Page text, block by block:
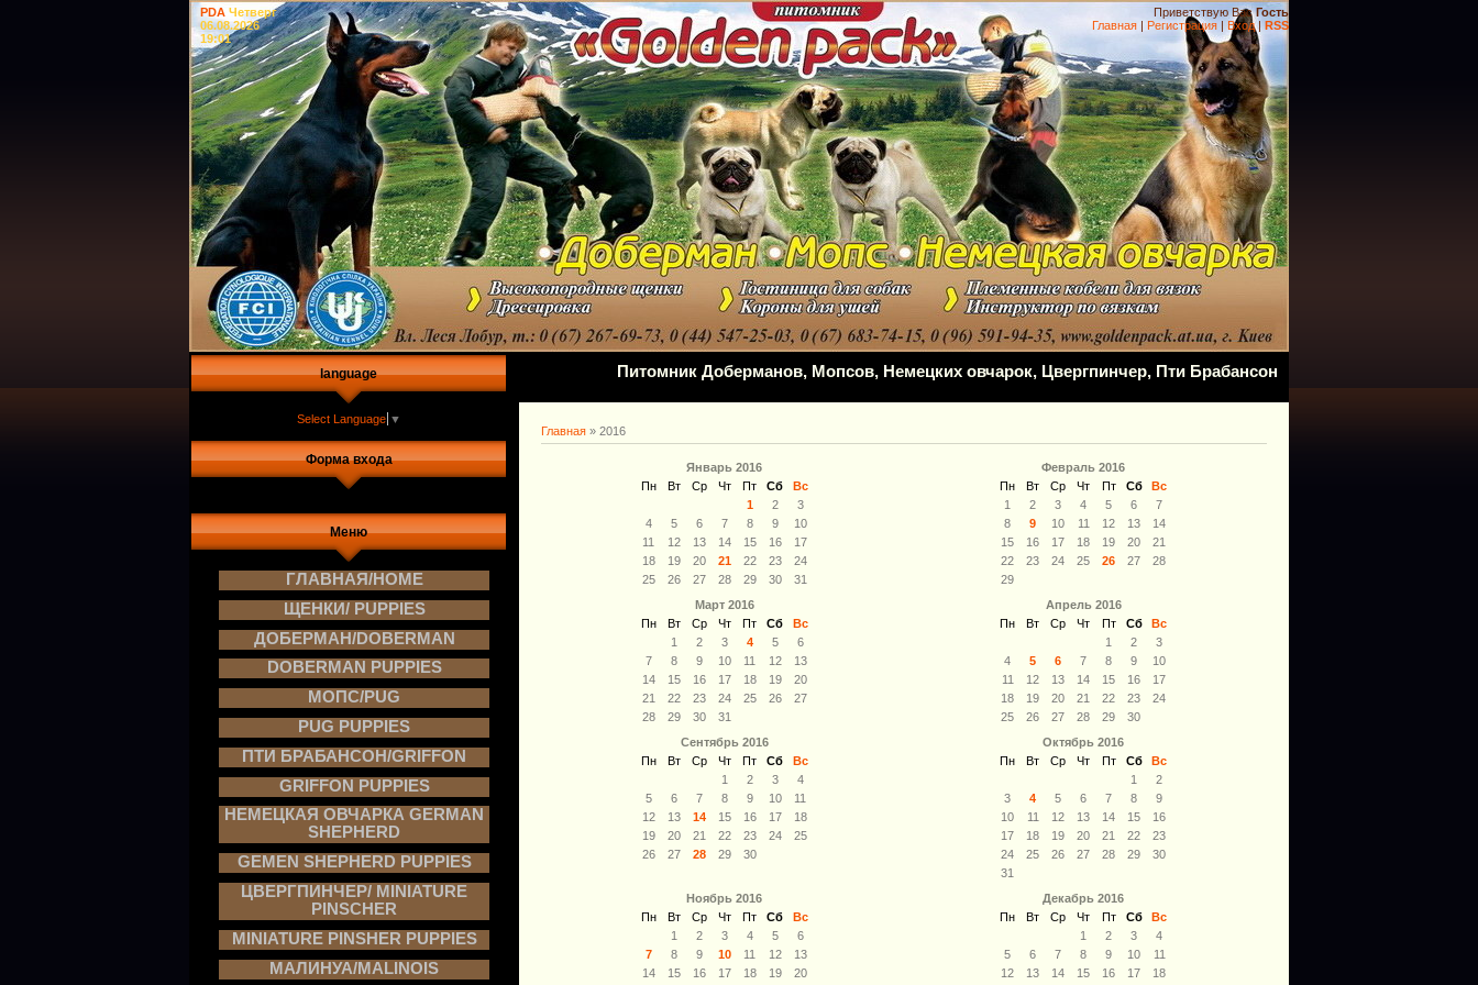
PDA Четверг
06.08.2026
19:01
Приветствую Вас Гость
Главная | Регистрация | Вход| RSS
language
Select Language ▼
Форма входа
Меню
ГЛАВНАЯ/HOME
ЩЕНКИ/ PUPPIES
ДОБЕРМАН/DOBERMAN
DOBERMAN PUPPIES
МОПС/PUG
PUG PUPPIES
ПТИ БРАБАНСОН/GRIFFON
GRIFFON PUPPIES
НЕМЕЦКАЯ ОВЧАРКА GERMAN
SHEPHERD
GEMEN SHEPHERD PUPPIES
ЦВЕРГПИНЧЕР/ MINIATURE
PINSCHER
MINIATURE PINSHER PUPPIES
МАЛИНУА/MALINOIS
Питомник Доберманов, Мопсов, Немецких овчарок, Цвергпинчер, Пти Брабансон
Главная » 2016
Январь 2016
Пн
Вт Ср Чт Пт Сб
Вс
1
2
3
4
5 6 7 8 9
10
11
12 13 14 15 16
17
18
19 20 21 22 23
24
25
26 27 28 29 30 31
Февраль 2016
Пн
Вт Ср Чт Пт Сб
Вс
1
2 3 4 5 6
7
8
9 10 11 12 13
14
15
16 17 18 19 20
21
22
23 24 25 26 27
28
29
Март 2016
Пн
Вт Ср Чт Пт Сб
Вс
1
2 3 4 5
6
7
8 9 10 11 12
13
14
15 16 17 18 19
20
21
22 23 24 25 26
27
28
29 30 31
Апрель 2016
Пн
Вт Ср Чт Пт Сб
Вс
1
2
3
4
5 6 7 8 9
10
11
12 13 14 15 16
17
18
19 20 21 22 23
24
25
26 27 28 29
30
Сентябрь 2016
Пн
Вт Ср Чт Пт Сб
Вс
1
2 3
4
5
6 7 8 9 10
11
12
13 14 15 16 17
18
19
20 21 22 23 24
25
26
27 28 29 30
Октябрь 2016
Пн
Вт Ср Чт Пт Сб
Вс
1
2
3
4 5 6 7 8
9
10
11 12 13 14 15
16
17
18 19 20 21 22
23
24
25 26 27 28 29
30
31
Ноябрь 2016
Пн
Вт Ср Чт Пт Сб
Вс
1
2 3 4 5
6
7
8 9 10 11 12
13
14
15 16 17 18 19
20
Декабрь 2016
Пн
Вт Ср Чт Пт Сб
Вс
1
2 3
4
5
6 7 8 9 10
11
12
13 14 15 16 17
18